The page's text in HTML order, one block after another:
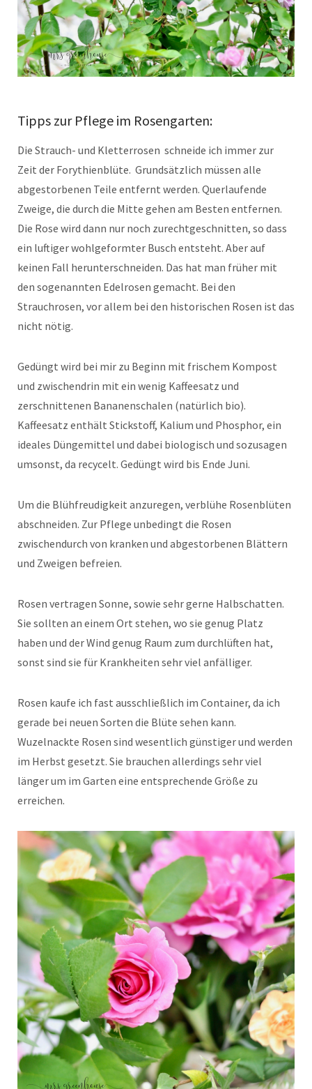
Tipps zur Pflege im Rosengarten:
Die Strauch- und Kletterrosen schneide ich immer zur
Zeit der Forythienblüte. Grundsätzlich müssen alle
abgestorbenen Teile entfernt werden. Querlaufende
Zweige, die durch die Mitte gehen am Besten entfernen.
Die Rose wird dann nur noch zurechtgeschnitten, so dass
ein luftiger wohlgeformter Busch entsteht. Aber auf
keinen Fall herunterschneiden. Das hat man früher mit
den sogenannten Edelrosen gemacht. Bei den
Strauchrosen, vor allem bei den historischen Rosen ist das
nicht nötig.
Gedüngt wird bei mir zu Beginn mit frischem Kompost
und zwischendrin mit ein wenig Kaffeesatz und
zerschnittenen Bananenschalen (natürlich bio).
Kaffeesatz enthält Stickstoff, Kalium und Phosphor, ein
ideales Düngemittel und dabei biologisch und sozusagen
umsonst, da recycelt. Gedüngt wird bis Ende Juni.
Um die Blühfreudigkeit anzuregen, verblühe Rosenblüten
abschneiden. Zur Pflege unbedingt die Rosen
zwischendurch von kranken und abgestorbenen Blättern
und Zweigen befreien.
Rosen vertragen Sonne, sowie sehr gerne Halbschatten.
Sie sollten an einem Ort stehen, wo sie genug Platz
haben und der Wind genug Raum zum durchlüften hat,
sonst sind sie für Krankheiten sehr viel anfälliger.
Rosen kaufe ich fast ausschließlich im Container, da ich
gerade bei neuen Sorten die Blüte sehen kann.
Wuzelnackte Rosen sind wesentlich günstiger und werden
im Herbst gesetzt. Sie brauchen allerdings sehr viel
länger um im Garten eine entsprechende Größe zu
erreichen.